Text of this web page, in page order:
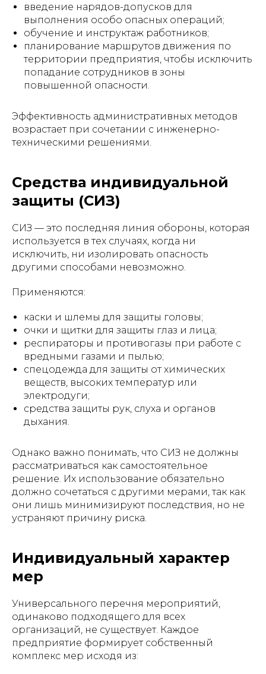
введение нарядов-допусков для
выполнения особо опасных операций;
обучение и инструктаж работников;
планирование маршрутов движения по
территории предприятия, чтобы исключить
попадание сотрудников в зоны
повышенной опасности.
Эффективность административных методов
возрастает при сочетании с инженерно-
техническими решениями.
Средства индивидуальной
защиты (СИЗ)
СИЗ — это последняя линия обороны, которая
используется в тех случаях, когда ни
исключить, ни изолировать опасность
другими способами невозможно.
Применяются:
каски и шлемы для защиты головы;
очки и щитки для защиты глаз и лица;
респираторы и противогазы при работе с
вредными газами и пылью;
спецодежда для защиты от химических
веществ, высоких температур или
электродуги;
средства защиты рук, слуха и органов
дыхания.
Однако важно понимать, что СИЗ не должны
рассматриваться как самостоятельное
решение. Их использование обязательно
должно сочетаться с другими мерами, так как
они лишь минимизируют последствия, но не
устраняют причину риска.
Индивидуальный характер
мер
Универсального перечня мероприятий,
одинаково подходящего для всех
организаций, не существует. Каждое
предприятие формирует собственный
комплекс мер исходя из: